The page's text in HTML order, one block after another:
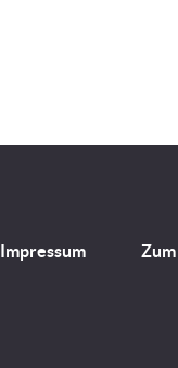
Impressum